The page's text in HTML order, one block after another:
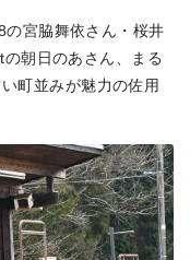
宮脇舞依さん・桜井
朝日のあさん、まる
町並みが魅力の佐用